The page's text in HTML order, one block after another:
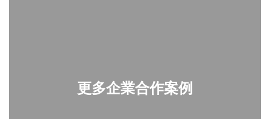
更多企業合作案例